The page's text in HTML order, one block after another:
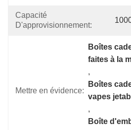
Capacité
D'approvisionnement:
Mettre en évidence:
Boîtes
faites à la
,
Boîtes
vapes
,
Boîte